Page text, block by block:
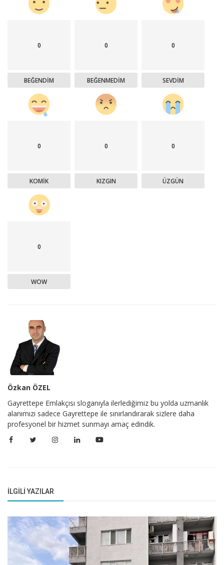
0
BEĞENDIM
0
BEĞENMEDIM
0
SEVDIM
0
KOMIK
0
KIZGIN
0
ÜZGÜN
0
WOW
Özkan ÖZEL
Gayrettepe Emlakçısı sloganıyla ilerlediğimiz bu yolda uzmanlık
alanımızı sadece Gayrettepe ile sınırlandırarak sizlere daha
profesyonel bir hizmet sunmayı amaç edindik.
İLGILI YAZILAR